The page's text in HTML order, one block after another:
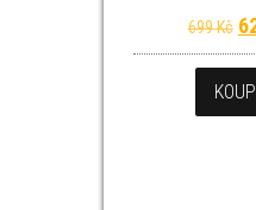
699Kč